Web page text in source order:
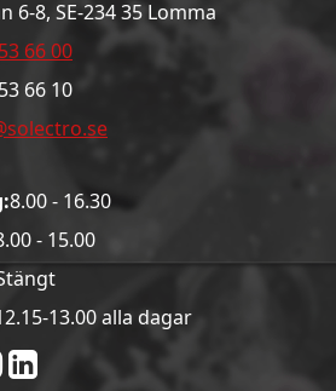
6-8, SE-234 35 Lomma
66 00
66 10
8.00 - 16.30
- 15.00
13.00 alla dagar